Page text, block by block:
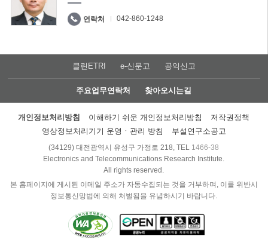
연락처 042-860-1248
클린ETRI e-신문고 공익신고
주요업무연락처 찾아오시는길
개인정보처리방침 이해하기 쉬운 개인정보처리방침
저작권정책
영상정보처리기기 운영ㆍ관리 방침
부설연구소공고
(34129) 대전광역시 유성구 가정로 218, TEL 1466-38
Electronics and Telecommunications Research Institute.
All rights reserved.
본 홈페이지에 게시된 이메일 주소가 자동수집되는 것을 거부하며, 이를 위반시
정보통신망법에 의해 처벌됨을 유념하시기 바랍니다.